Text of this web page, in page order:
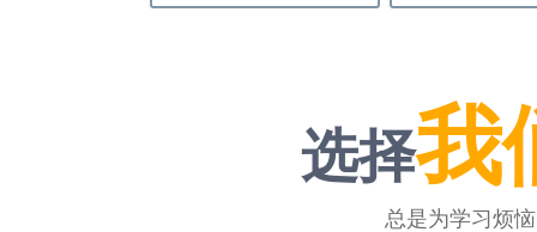
选择我
总是为学习烦